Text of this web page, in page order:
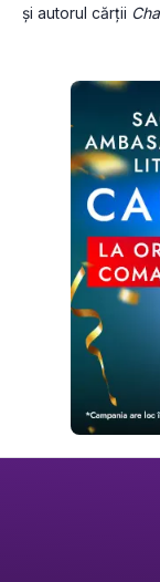
și autorul cărții